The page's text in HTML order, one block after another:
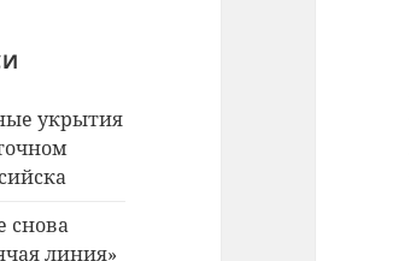
укрытия
снова
линия»